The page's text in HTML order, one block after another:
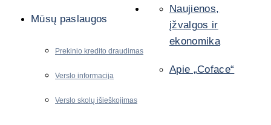
Mūsų paslaugos
Prekinio kredito draudimas
Verslo informacija
Verslo skolų išieškojimas
Naujienos,
įžvalgos ir
ekonomika
Apie „Coface“